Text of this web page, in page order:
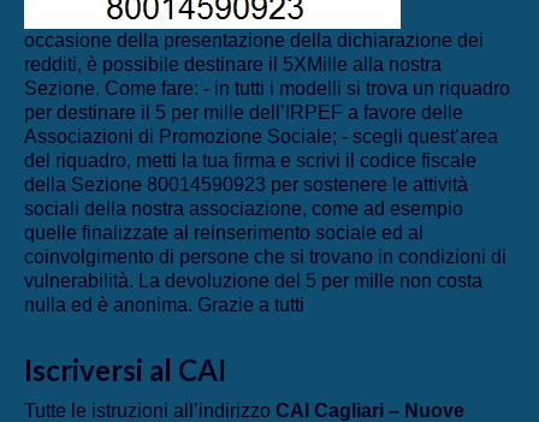
occasione della presentazione della dichiarazione dei
redditi, è possibile destinare il 5XMille alla nostra
Sezione. Come fare: - in tutti i modelli si trova un riquadro
per destinare il 5 per mille dell’IRPEF a favore delle
Associazioni di Promozione Sociale; - scegli quest’area
del riquadro, metti la tua firma e scrivi il codice fiscale
della Sezione 80014590923 per sostenere le attività
sociali della nostra associazione, come ad esempio
quelle finalizzate al reinserimento sociale ed al
coinvolgimento di persone che si trovano in condizioni di
vulnerabilità. La devoluzione del 5 per mille non costa
nulla ed è anonima. Grazie a tutti
Iscriversi al CAI
Tutte le istruzioni all’indirizzo CAI Cagliari – Nuove